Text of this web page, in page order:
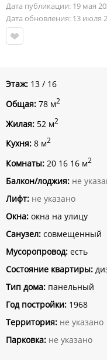
Дата публикации: 19 мая
Дата обновления: 13 июля
Этаж: 13 / 16
Общая: 78 м2
Жилая: 52 м2
Кухня: 8 м2
Комнаты: 20 16 16 м2
Балкон/лоджия: не
Лифт: не указано
Окна: окна на улицу
Санузел: совмещенный
Мусоропровод: есть
Состояние квартиры:
Тип дома: панельный
Год постройки: 1968
Территория: не указано
Парковка: не указано